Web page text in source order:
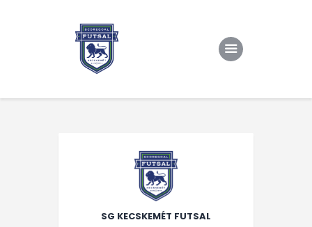
Eredmények, csapat
KapcsolatSG KECSKEMÉT FUTSAL